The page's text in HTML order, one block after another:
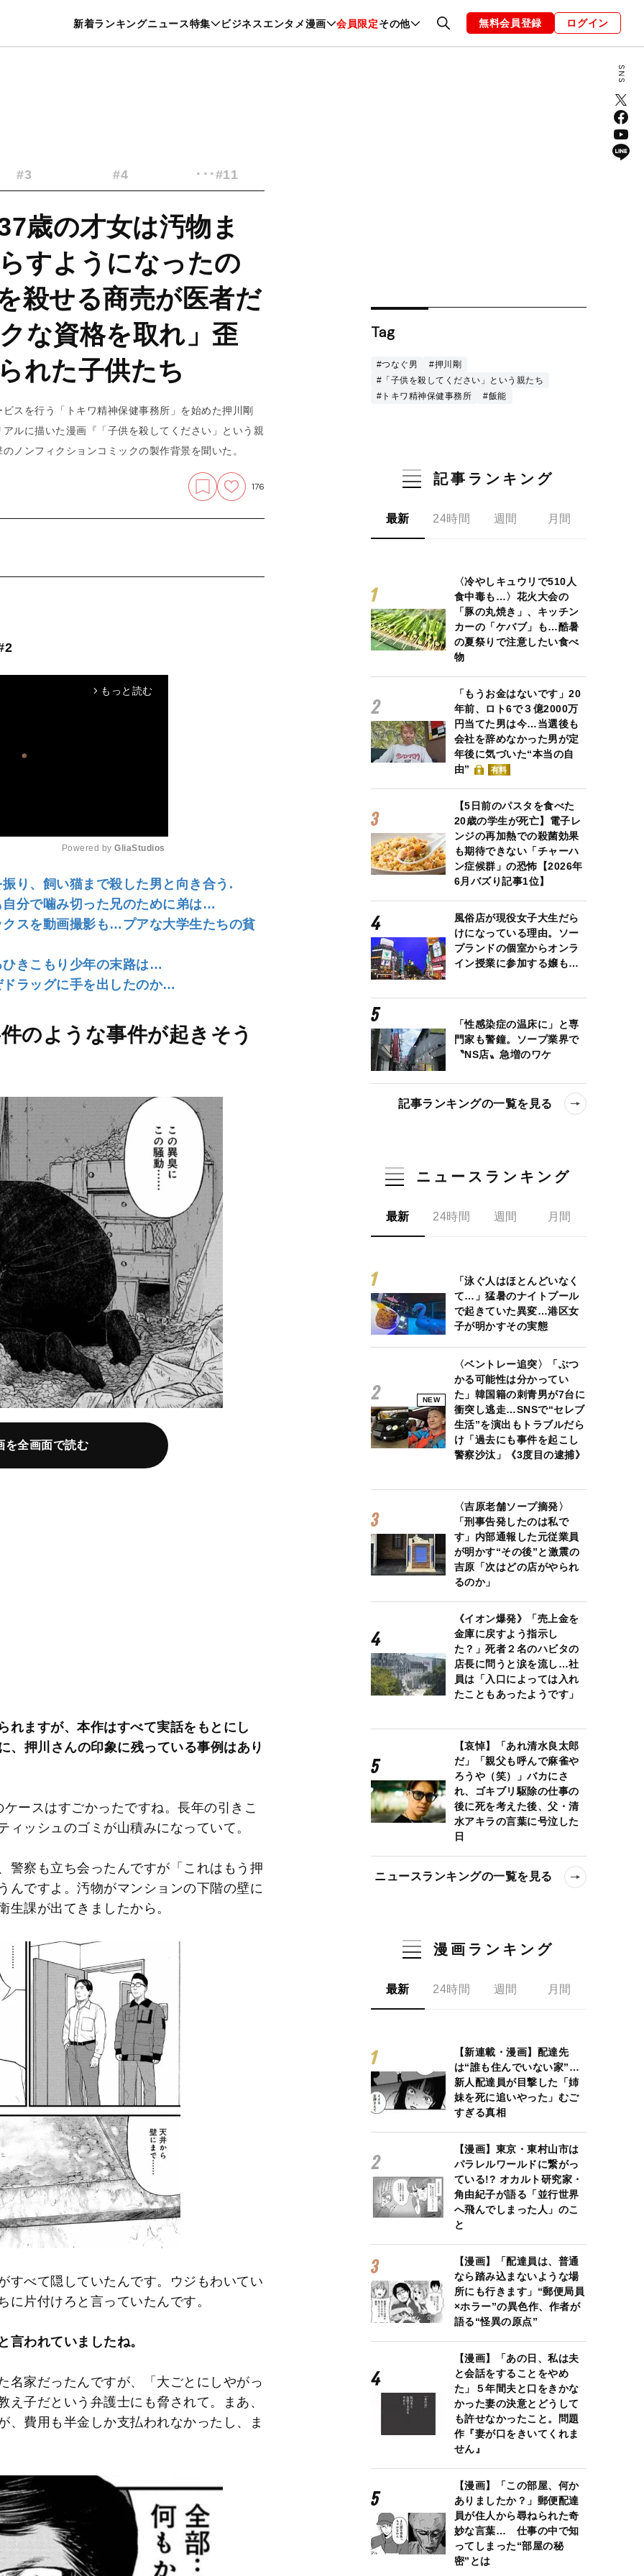
新着ランキングニュース特集 ビジネスエンタメ漫画 会員限定その他
暮らし スポーツ ヘルスケア 美容 グルメ ファッション 恋愛・結婚 編集部 お知らせ
無料会員登録 ログイン
#3 #4 ･･･#11
歳の才女は汚物ま
すようになったの
殺せる商売が医者だ
な資格を取れ」歪
れた子供たち
スを行う「トキワ精神保健事務所」を始めた押川剛
ルに描いた漫画『「子供を殺してください」という親
ノンフィクションコミックの製作背景を聞いた。
176
arrow_forward_ios もっと読む
M
u
t
Powered by GliaStudios
り、飼い猫まで殺した男と向き合う.
分で噛み切った兄のために弟は…
スを動画撮影も…プアな大学生たちの貧
きこもり少年の末路は…
ラッグに手を出したのか…
のような事件が起きそう
を全画面で読む
ますが、本作はすべて実話をもとにし
、押川さんの印象に残っている事例はあり
ースはすごかったですね。長年の引きこ
ッシュのゴミが山積みになっていて。
警察も立ち会ったんですが「これはもう押
んですよ。汚物がマンションの下階の壁に
生課が出てきましたから。
すべて隠していたんです。ウジもわいてい
片付けろと言っていたんです。
われていましたね。
名家だったんですが、「大ごとにしやがっ
子だという弁護士にも脅されて。まあ、
、費用も半金しか支払われなかったし、ま
Tag
#つなぐ男
#押川剛
#「子供を殺してください」という親たち
#トキワ精神保健事務所
#飯能
記事ランキング
最新 24時間 週間 月間
〈冷やしキュウリで510人
食中毒も…〉花火大会の
「豚の丸焼き」、キッチン
カーの「ケバブ」も…酷暑
の夏祭りで注意したい食べ
物
「もうお金はないです」20
年前、ロト6で３億2000万
円当てた男は今…当選後も
会社を辞めなかった男が定
年後に気づいた“本当の自
由”
有料
【5日前のパスタを食べた
20歳の学生が死亡】電子レ
ンジの再加熱での殺菌効果
も期待できない「チャーハ
ン症候群」の恐怖【2026年
6月バズり記事1位】
風俗店が現役女子大生だら
けになっている理由。ソー
プランドの個室からオンラ
イン授業に参加する嬢も…
「性感染症の温床に」と専
門家も警鐘。ソープ業界で
〝NS店〟急増のワケ
記事ランキングの一覧を見る
ニュースランキング
最新 24時間 週間 月間
「泳ぐ人はほとんどいなく
て…」猛暑のナイトプール
で起きていた異変…港区女
子が明かすその実態
NEW
〈ベントレー追突〉「ぶつ
かる可能性は分かってい
た」韓国籍の刺青男が7台に
衝突し逃走…SNSで“セレブ
生活”を演出もトラブルだら
け「過去にも事件を起こし
警察沙汰」《3度目の逮捕》
〈吉原老舗ソープ摘発〉
「刑事告発したのは私で
す」内部通報した元従業員
が明かす“その後”と激震の
吉原「次はどの店がやられ
るのか」
《イオン爆発》「売上金を
金庫に戻すよう指示し
た？」死者２名のハビタの
店長に問うと涙を流し…社
員は「入口によっては入れ
たこともあったようです」
【哀悼】「あれ清水良太郎
だ」「親父も呼んで麻雀や
ろうや（笑）」バカにさ
れ、ゴキブリ駆除の仕事の
後に死を考えた後、父・清
水アキラの言葉に号泣した
日
ニュースランキングの一覧を見る
漫画ランキング
最新 24時間 週間 月間
【新連載・漫画】配達先
は“誰も住んでいない家”…
新人配達員が目撃した「姉
妹を死に追いやった」むご
すぎる真相
【漫画】東京・東村山市は
パラレルワールドに繋がっ
ている!? オカルト研究家・
角由紀子が語る「並行世界
へ飛んでしまった人」のこ
と
【漫画】「配達員は、普通
なら踏み込まないような場
所にも行きます」“郵便局員
×ホラー”の異色作、作者が
語る“怪異の原点”
【漫画】「あの日、私は夫
と会話をすることをやめ
た」５年間夫と口をきかな
かった妻の決意とどうして
も許せなかったこと。問題
作『妻が口をきいてくれま
せん』
【漫画】「この部屋、何か
ありましたか？」郵便配達
員が住人から尋ねられた奇
妙な言葉… 仕事の中で知
ってしまった“部屋の秘
密”とは